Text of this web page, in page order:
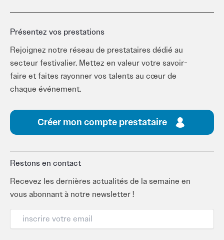
Présentez vos prestations
Rejoignez notre réseau de prestataires dédié au
secteur festivalier. Mettez en valeur votre savoir-
faire et faites rayonner vos talents au cœur de
chaque événement.
Créer mon compte prestataire
Restons en contact
Recevez les dernières actualités de la semaine en
vous abonnant à notre newsletter !